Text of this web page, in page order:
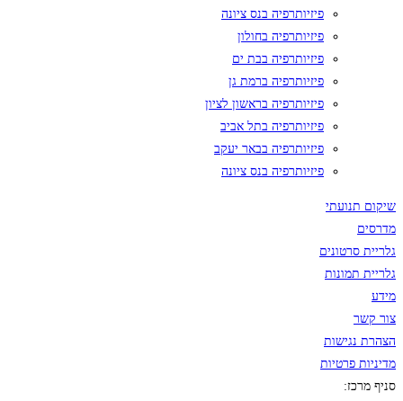
פיזיותרפיה בנס ציונה
פיזיותרפיה בחולון
פיזיותרפיה בבת ים
פיזיותרפיה ברמת גן
פיזיותרפיה בראשון לציון
פיזיותרפיה בתל אביב
פיזיותרפיה בבאר יעקב
פיזיותרפיה בנס ציונה
שיקום תנועתי
מדרסים
גלריית סרטונים
גלריית תמונות
מידע
צור קשר
הצהרת נגישות
מדיניות פרטיות
סניף מרכז: